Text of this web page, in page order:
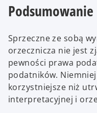
Podsumowanie
Sprzeczne ze sobą
orzecznicza nie jest
pewności prawa
podatników.
korzystniejsze niż
interpretacyjnej i